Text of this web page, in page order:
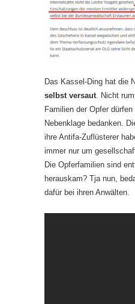
Das Kassel-Ding hat die
selbst versaut . Nicht
Familien der Opfer
Nebenklage bedanken.
ihre Antifa-Zuflüsterer
immer nur um
Die Opferfamilien sind
herauskam? Tja nun,
dafür bei ihren Anwälten.